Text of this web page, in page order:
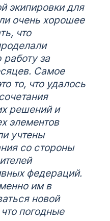
экипировки для
очень хорошее
что
за
Самое
то, что удалось
решений и
элементов
учтены
со стороны
федераций.
им в
новой
погодные